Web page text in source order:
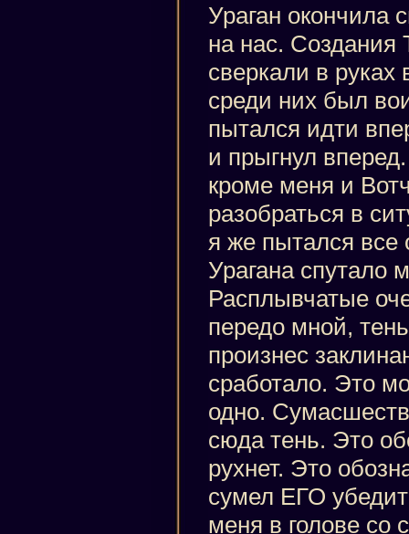
Ураган окончила
на нас. Создания
сверкали в руках
среди них был
пытался идти
и прыгнул
кроме меня и
разобраться в
я же пытался все
Урагана спутало
Расплывчатые
передо мной,
произнес
сработало. Это
одно.
сюда тень. Это
рухнет. Это
сумел ЕГО
меня в голове со